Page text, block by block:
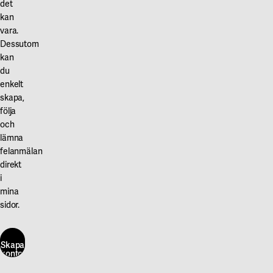
det
kan
vara.
Dessutom
kan
du
enkelt
skapa,
följa
och
lämna
felanmälan
direkt
i
mina
sidor.
Skapa
konto